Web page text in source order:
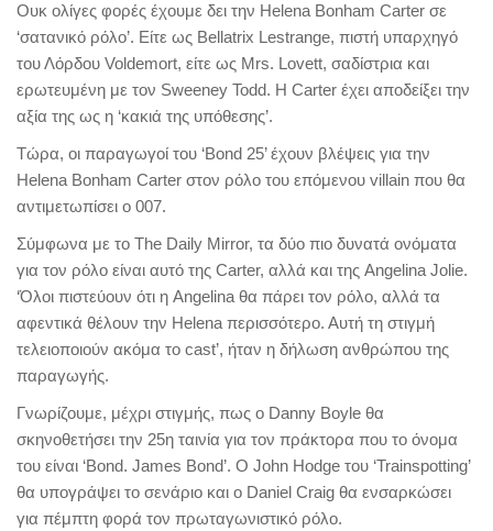
Ουκ ολίγες φορές έχουμε δει την Helena Bonham Carter σε
‘σατανικό ρόλο’. Είτε ως Bellatrix Lestrange, πιστή υπαρχηγό
του Λόρδου Voldemort, είτε ως Mrs. Lovett, σαδίστρια και
ερωτευμένη με τον Sweeney Todd. Η Carter έχει αποδείξει την
αξία της ως η ‘κακιά της υπόθεσης’.
Τώρα, οι παραγωγοί του ‘Bond 25’ έχουν βλέψεις για την
Helena Bonham Carter στον ρόλο του επόμενου villain που θα
αντιμετωπίσει ο 007.
Σύμφωνα με το The Daily Mirror, τα δύο πιο δυνατά ονόματα
για τον ρόλο είναι αυτό της Carter, αλλά και της Angelina Jolie.
‘Όλοι πιστεύουν ότι η Angelina θα πάρει τον ρόλο, αλλά τα
αφεντικά θέλουν την Helena περισσότερο. Αυτή τη στιγμή
τελειοποιούν ακόμα το cast’, ήταν η δήλωση ανθρώπου της
παραγωγής.
Γνωρίζουμε, μέχρι στιγμής, πως ο Danny Boyle θα
σκηνοθετήσει την 25η ταινία για τον πράκτορα που το όνομα
του είναι ‘Bond. James Bond’. Ο John Hodge του ‘Trainspotting’
θα υπογράψει το σενάριο και ο Daniel Craig θα ενσαρκώσει
για πέμπτη φορά τον πρωταγωνιστικό ρόλο.